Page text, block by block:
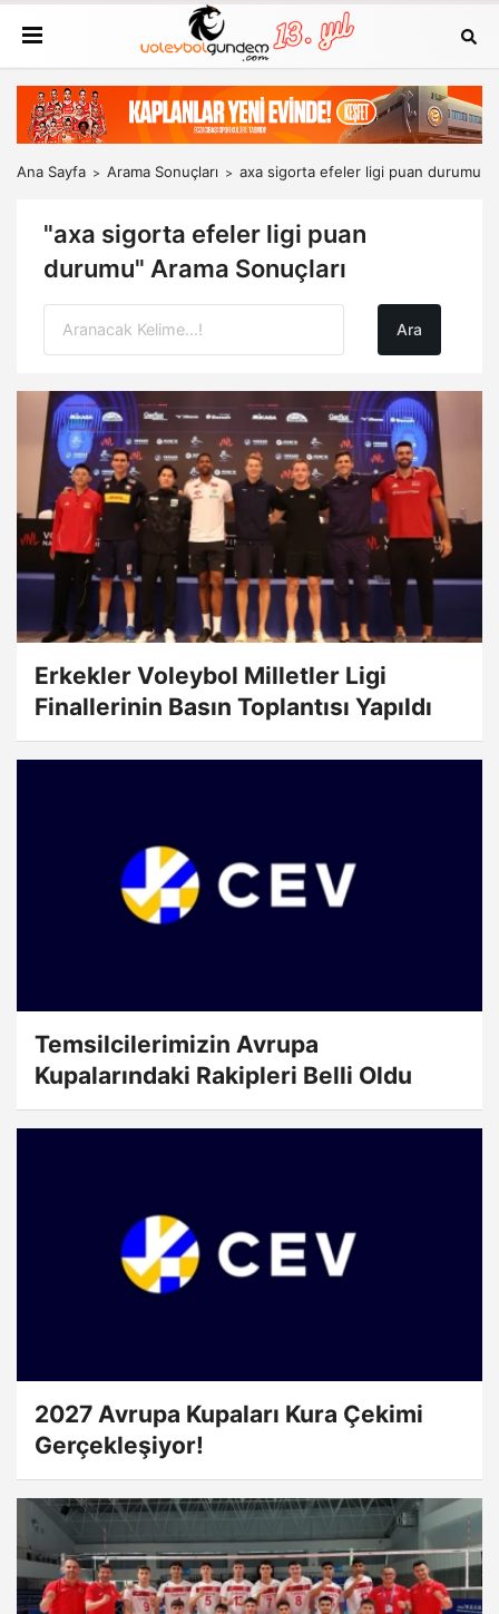
Ana Sayfa Arama Sonuçları axa sigorta efeler ligi puan durumu
"axa sigorta efeler ligi puan
durumu" Arama Sonuçları
Erkekler Voleybol Milletler Ligi
Finallerinin Basın Toplantısı Yapıldı
Temsilcilerimizin Avrupa
Kupalarındaki Rakipleri Belli Oldu
2027 Avrupa Kupaları Kura Çekimi
Gerçekleşiyor!